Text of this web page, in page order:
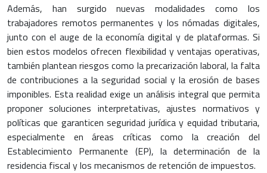
Además, han surgido nuevas modalidades como los
trabajadores remotos permanentes y los nómadas digitales,
junto con el auge de la economía digital y de plataformas. Si
bien estos modelos ofrecen flexibilidad y ventajas operativas,
también plantean riesgos como la precarización laboral, la falta
de contribuciones a la seguridad social y la erosión de bases
imponibles. Esta realidad exige un análisis integral que permita
proponer soluciones interpretativas, ajustes normativos y
políticas que garanticen seguridad jurídica y equidad tributaria,
especialmente en áreas críticas como la creación del
Establecimiento Permanente (EP), la determinación de la
residencia fiscal y los mecanismos de retención de impuestos.